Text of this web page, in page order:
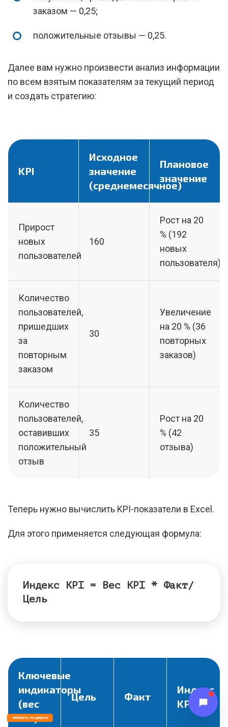
заказом — 0,25;
положительные отзывы — 0,25.
Далее вам нужно произвести анализ информации
по всем взятым показателям за текущий период
и создать стратегию:
KPI
Исходное
значение
(среднемесячное)
Плановое
значение
Прирост
новых
пользователей
160
Рост на 20
% (192
новых
пользователя)
Количество
пользователей,
пришедших
за
повторным
заказом
30
Увеличение
на 20 % (36
повторных
заказов)
Количество
пользователей,
оставивших
положительный
отзыв
35
Рост на 20
% (42
отзыва)
Теперь нужно вычислить KPI-показатели в Excel.
Для этого применяется следующая формула:
Индекс KPI = Вес KPI * Факт/
Цель
Ключевые
индикаторы
(вес
KPI)
Цель Факт
Индекс
KPI
Забрать подарок